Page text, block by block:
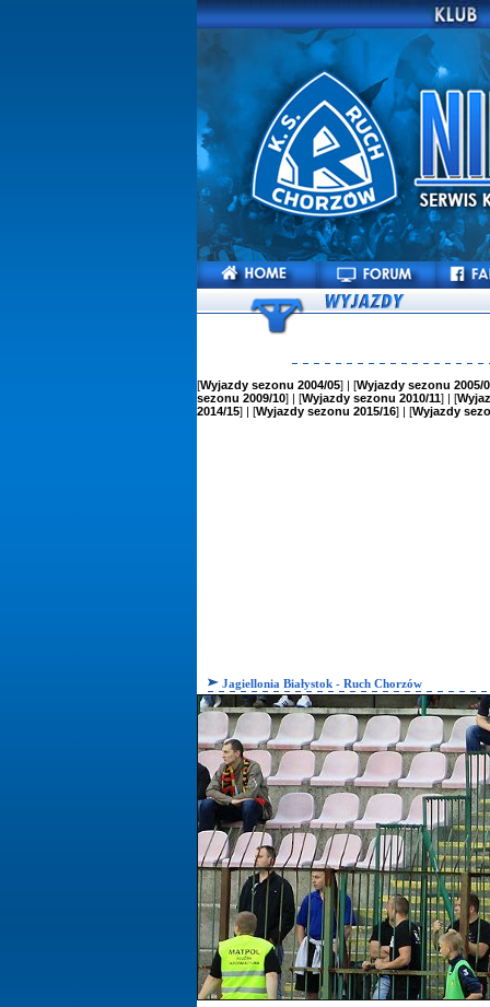
[Wyjazdy sezonu 2004/05] | [Wyjazdy sezonu 2005/
sezonu 2009/10] | [Wyjazdy sezonu 2010/11] | [
2014/15] | [Wyjazdy sezonu 2015/16] | [Wyjazdy
Jagiellonia Białystok - Ruch Chorzów